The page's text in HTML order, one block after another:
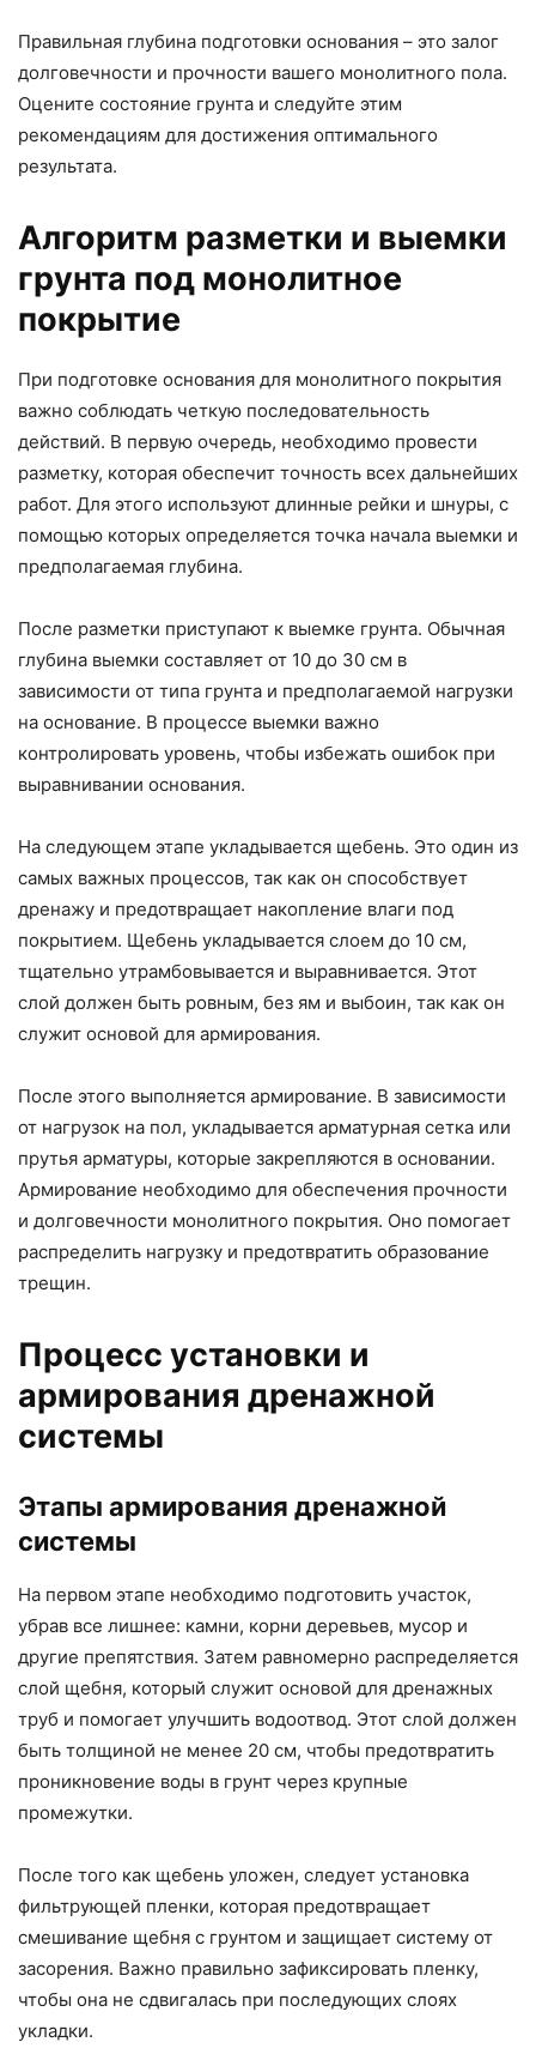
Правильная глубина подготовки основания – это залог
долговечности и прочности вашего монолитного пола.
Оцените состояние грунта и следуйте этим
рекомендациям для достижения оптимального
результата.
Алгоритм разметки и выемки
грунта под монолитное
покрытие
При подготовке основания для монолитного покрытия
важно соблюдать четкую последовательность
действий. В первую очередь, необходимо провести
разметку, которая обеспечит точность всех дальнейших
работ. Для этого используют длинные рейки и шнуры, с
помощью которых определяется точка начала выемки и
предполагаемая глубина.
После разметки приступают к выемке грунта. Обычная
глубина выемки составляет от 10 до 30 см в
зависимости от типа грунта и предполагаемой нагрузки
на основание. В процессе выемки важно
контролировать уровень, чтобы избежать ошибок при
выравнивании основания.
На следующем этапе укладывается щебень. Это один из
самых важных процессов, так как он способствует
дренажу и предотвращает накопление влаги под
покрытием. Щебень укладывается слоем до 10 см,
тщательно утрамбовывается и выравнивается. Этот
слой должен быть ровным, без ям и выбоин, так как он
служит основой для армирования.
После этого выполняется армирование. В зависимости
от нагрузок на пол, укладывается арматурная сетка или
прутья арматуры, которые закрепляются в основании.
Армирование необходимо для обеспечения прочности
и долговечности монолитного покрытия. Оно помогает
распределить нагрузку и предотвратить образование
трещин.
Процесс установки и
армирования дренажной
системы
Этапы армирования дренажной
системы
На первом этапе необходимо подготовить участок,
убрав все лишнее: камни, корни деревьев, мусор и
другие препятствия. Затем равномерно распределяется
слой щебня, который служит основой для дренажных
труб и помогает улучшить водоотвод. Этот слой должен
быть толщиной не менее 20 см, чтобы предотвратить
проникновение воды в грунт через крупные
промежутки.
После того как щебень уложен, следует установка
фильтрующей пленки, которая предотвращает
смешивание щебня с грунтом и защищает систему от
засорения. Важно правильно зафиксировать пленку,
чтобы она не сдвигалась при последующих слоях
укладки.